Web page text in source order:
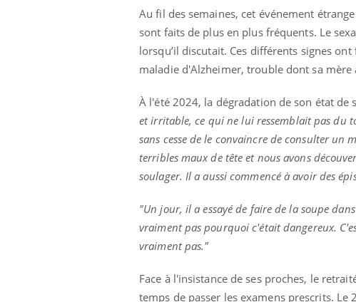
Au fil des semaines, cet événement
sont faits de plus en plus fréquents. Le
lorsqu’il discutait. Ces différents signes
maladie d'Alzheimer, trouble dont sa mère
À l'été 2024, la dégradation de son état de
et irritable, ce qui ne lui ressemblait pas du
sans cesse de le convaincre de consulter
terribles maux de tête et nous avons
soulager. Il a aussi commencé à avoir des
"Un jour, il a essayé de faire de la soupe
vraiment pas pourquoi c'était dangereux.
vraiment pas."
Face à l'insistance de ses proches, le
temps de passer les examens prescrits.